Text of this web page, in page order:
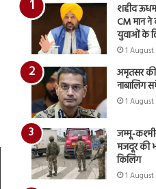
शहीद
CM मान ने
युवाओं के
1 August
अमृतसर
नाबालिग
1 August
जम्मू-
मजदूर की
किलिंग
1